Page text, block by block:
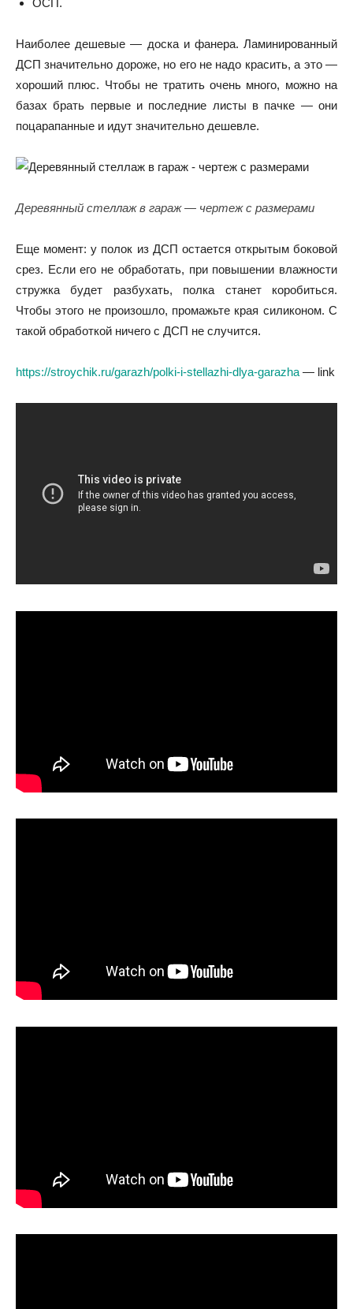
ОСП.
Наиболее дешевые — доска и фанера. Ламинированный
ДСП значительно дороже, но его не надо красить, а это —
хороший плюс. Чтобы не тратить очень много, можно на
базах брать первые и последние листы в пачке — они
поцарапанные и идут значительно дешевле.
Деревянный стеллаж в гараж — чертеж с размерами
Еще момент: у полок из ДСП остается открытым боковой
срез. Если его не обработать, при повышении влажности
стружка будет разбухать, полка станет коробиться.
Чтобы этого не произошло, промажьте края силиконом. С
такой обработкой ничего с ДСП не случится.
https://stroychik.ru/garazh/polki-i-stellazhi-dlya-garazha — link